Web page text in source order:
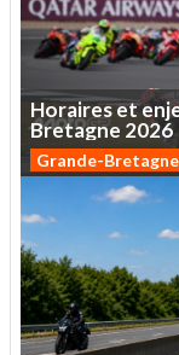
Horaireset
Bretagne 2026
Grande-Bretagne